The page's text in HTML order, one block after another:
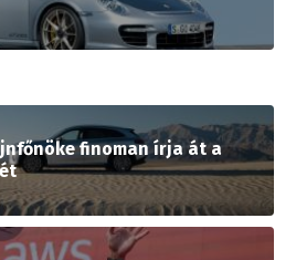
finoman írja át a